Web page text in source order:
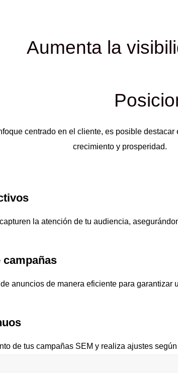
Aumenta la
centrado en el cliente, es posible
crecimiento y prosperidad.
la atención de tu audiencia,
anuncios de manera eficiente para
de tus campañas SEM y realiza ajustes